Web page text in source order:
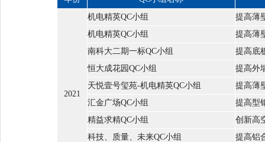
2021
机电精英QC小组
提高薄
机电精英QC小组
提高薄
南科大二期一标QC小组
提高底
恒大成花园QC小组
提高外
天悦壹号玺苑-机电精英QC小组
提高薄
汇金广场QC小组
提高型
精益求精QC小组
创新高
科技、质量、未来QC小组
提高铝